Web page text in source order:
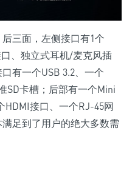
三面，左侧接口有1个
口、独立式耳机/麦克风插
有一个USB 3.2、一个
SD卡槽；后部有一个Mini
HDMI接口、一个RJ-45网
足到了用户的绝大多数需